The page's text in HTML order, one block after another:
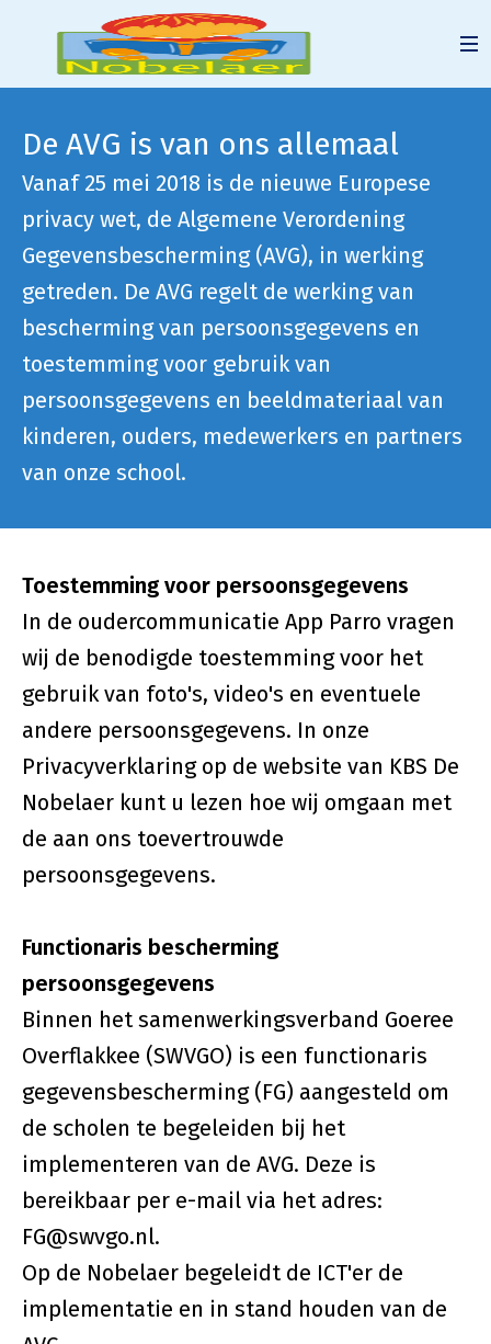
De AVG is van ons allemaal
Vanaf 25 mei 2018 is de nieuwe Europese
privacy wet, de Algemene Verordening
Gegevensbescherming (AVG), in werking
getreden. De AVG regelt de werking van
bescherming van persoonsgegevens en
toestemming voor gebruik van
persoonsgegevens en beeldmateriaal van
kinderen, ouders, medewerkers en partners
van onze school.
Toestemming voor persoonsgegevens
In de oudercommunicatie App Parro vragen
wij de benodigde toestemming voor het
gebruik van foto's, video's en eventuele
andere persoonsgegevens. In onze
Privacyverklaring op de website van KBS De
Nobelaer kunt u lezen hoe wij omgaan met
de aan ons toevertrouwde
persoonsgegevens.
Functionaris bescherming
persoonsgegevens
Binnen het samenwerkingsverband Goeree
Overflakkee (SWVGO) is een functionaris
gegevensbescherming (FG) aangesteld om
de scholen te begeleiden bij het
implementeren van de AVG. Deze is
bereikbaar per e-mail via het adres:
FG@swvgo.nl.
Op de Nobelaer begeleidt de ICT'er de
implementatie en in stand houden van de